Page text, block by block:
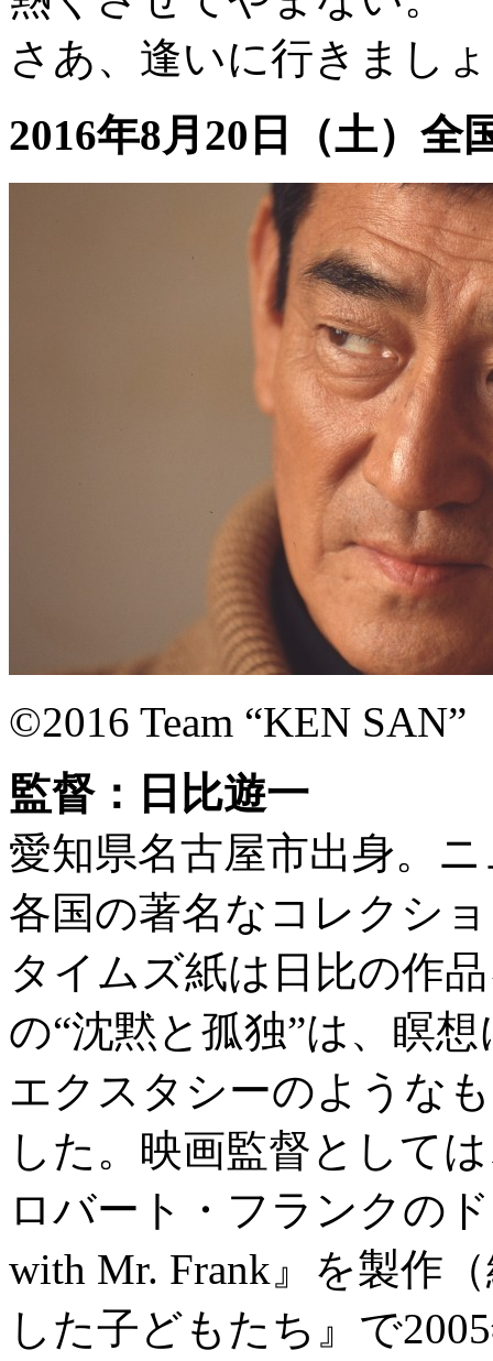
さあ、逢いに行きまし
2016年8月20日（土）全
©2016 Team “KEN SAN”
監督：日比遊一
愛知県名古屋市出身。
各国の著名なコレクシ
タイムズ紙は日比の作
の“沈黙と孤独”は、瞑
エクスタシーのような
した。映画監督として
ロバート・フランクの
with Mr. Frank』を製作
した子どもたち』で